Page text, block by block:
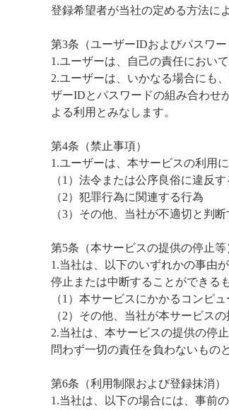
登録希望者が当社の定める方法に
第3条（ユーザーIDおよびパスワー
1.ユーザーは、自己の責任におい
2.ユーザーは、いかなる場合にも
ザーIDとパスワードの組み合わせ
よる利用とみなします。
第4条（禁止事項）
1.ユーザーは、本サービスの利用
（1）法令または公序良俗に違反
（2）犯罪行為に関連する行為
（3）その他、当社が不適切と判
第5条（本サービスの提供の停止等
1.当社は、以下のいずれかの事由
停止または中断することができる
（1）本サービスにかかるコンピ
（2）その他、当社が本サービス
2.当社は、本サービスの提供の停
問わず一切の責任を負わないもの
第6条（利用制限および登録抹消）
1.当社は、以下の場合には、事前